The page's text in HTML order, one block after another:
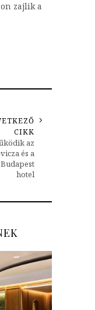
zajlik a
CIKK
az
és a
hotel